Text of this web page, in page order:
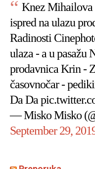
Knez Mihailova
ispred na ulazu
Radinosti
ulaza - a u pasažu
prodavnica Krin -
časovnočar -
Da Da
— Misko Misko
September 29,